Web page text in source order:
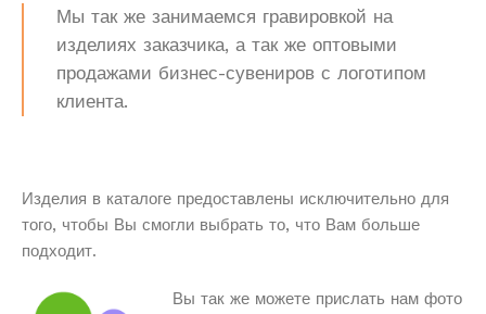
Мы так же занимаемся гравировкой на
изделиях заказчика, а так же оптовыми
продажами бизнес-сувениров с логотипом
клиента.
Изделия в каталоге предоставлены исключительно для
того, чтобы Вы смогли выбрать то, что Вам больше
подходит.
Вы так же можете прислать нам фото